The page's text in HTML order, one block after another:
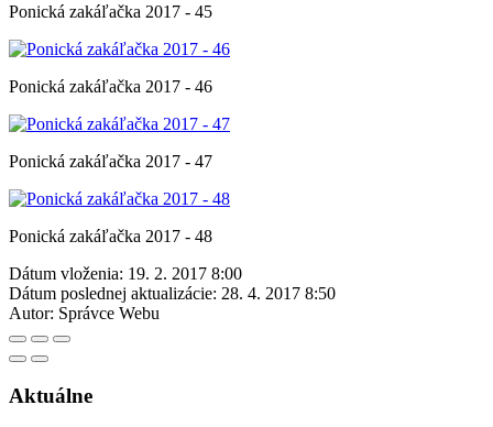
Ponická zakáľačka 2017 - 45
Ponická zakáľačka 2017 - 46
Ponická zakáľačka 2017 - 47
Ponická zakáľačka 2017 - 48
Dátum vloženia: 19. 2. 2017 8:00
Dátum poslednej aktualizácie: 28. 4. 2017 8:50
Autor: Správce Webu
Aktuálne